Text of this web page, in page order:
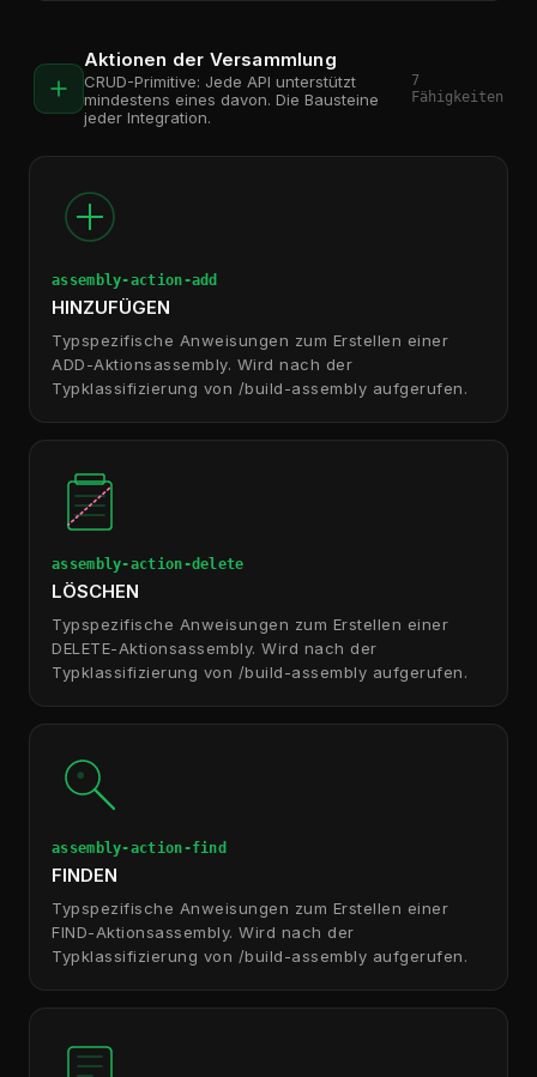
Aktionen der Versammlung
CRUD-Primitive: Jede API unterstützt
mindestens eines davon. Die Bausteine
jeder Integration.
7
Fähigkeiten
assembly-action-add
HINZUFÜGEN
Typspezifische Anweisungen zum Erstellen einer
ADD-Aktionsassembly. Wird nach der
Typklassifizierung von /build-assembly aufgerufen.
assembly-action-delete
LÖSCHEN
Typspezifische Anweisungen zum Erstellen einer
DELETE-Aktionsassembly. Wird nach der
Typklassifizierung von /build-assembly aufgerufen.
assembly-action-find
FINDEN
Typspezifische Anweisungen zum Erstellen einer
FIND-Aktionsassembly. Wird nach der
Typklassifizierung von /build-assembly aufgerufen.